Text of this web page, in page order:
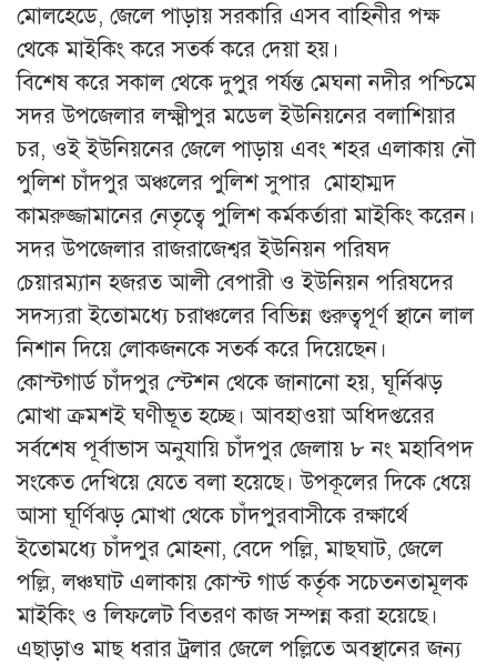
মোলহেডে, জেলে পাড়ায় সরকারি এসব বাহিনীর পক্ষ
থেকে মাইকিং করে সতর্ক করে দেয়া হয়।
বিশেষ করে সকাল থেকে দুপুর পর্যন্ত মেঘনা নদীর পশ্চিমে
সদর উপজেলার লক্ষ্মীপুর মডেল ইউনিয়নের বলাশিয়ার
চর, ওই ইউনিয়নের জেলে পাড়ায় এবং শহর এলাকায় নৌ
পুলিশ চাঁদপুর অঞ্চলের পুলিশ সুপার মোহাম্মদ
কামরুজ্জামানের নেতৃত্বে পুলিশ কর্মকর্তারা মাইকিং করেন।
সদর উপজেলার রাজরাজেশ্বর ইউনিয়ন পরিষদ
চেয়ারম্যান হজরত আলী বেপারী ও ইউনিয়ন পরিষদের
সদস্যরা ইতোমধ্যে চরাঞ্চলের বিভিন্ন গুরুত্বপূর্ণ স্থানে লাল
নিশান দিয়ে লোকজনকে সতর্ক করে দিয়েছেন।
কোস্টগার্ড চাঁদপুর স্টেশন থেকে জানানো হয়, ঘূর্নিঝড়
মোখা ক্রমশই ঘণীভূত হচ্ছে। আবহাওয়া অধিদপ্তরের
সর্বশেষ পূর্বাভাস অনুযায়ি চাঁদপুর জেলায় ৮ নং মহাবিপদ
সংকেত দেখিয়ে যেতে বলা হয়েছে। উপকূলের দিকে ধেয়ে
আসা ঘূর্ণিঝড় মোখা থেকে চাঁদপুরবাসীকে রক্ষার্থে
ইতোমধ্যে চাঁদপুর মোহনা, বেদে পল্লি, মাছঘাট, জেলে
পল্লি, লঞ্চঘাট এলাকায় কোস্ট গার্ড কর্তৃক সচেতনতামূলক
মাইকিং ও লিফলেট বিতরণ কাজ সম্পন্ন করা হয়েছে।
এছাড়াও মাছ ধরার ট্রলার জেলে পল্লিতে অবস্থানের জন্য